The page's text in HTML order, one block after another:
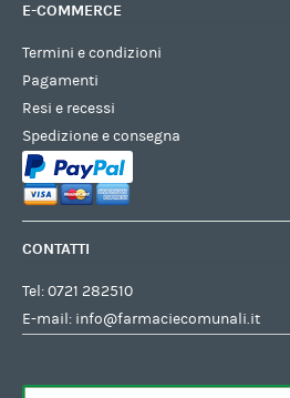
E-COMMERCE
Termini e condizioni
Pagamenti
Resi e recessi
Spedizione e consegna
CONTATTI
Tel:0721 282510
E-mail: info@farmaciecomunali.it